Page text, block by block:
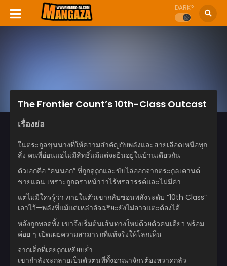
DARK?
The Frontier Count’s 10th-Class Outcast
เรื่องย่อ
ในตระกูลขุนนางที่ให้ความสำคัญกับพลังและสายเลือดเหนือทุก
สิ่ง คนที่อ่อนแอไม่มีสิทธิ์แม้แต่จะยืนอยู่ในบ้านเดียวกัน
ตัวเอกคือ “คนนอก” ที่ถูกดูถูกและขับไล่ออกจากตระกูลเคานต์
ชายแดน เพราะถูกตราหน้าว่าไร้พรสวรรค์และไม่มีค่า
แต่ไม่มีใครรู้ว่า ภายในตัวเขากลับซ่อนพลังระดับ “10th Class”
เอาไว้—พลังที่แม้แต่เหล่าอัจฉริยะยังไม่อาจแตะต้องได้
หลังถูกทอดทิ้ง เขาจึงเริ่มต้นเส้นทางใหม่ด้วยตัวคนเดียว พร้อม
ค่อย ๆ เปิดเผยความสามารถที่แท้จริงให้โลกเห็น
จากเด็กที่เคยถูกเหยียบย่ำ
เขากำลังจะกลายเป็นตัวตนที่ทั้งอาณาจักรต้องหวาดกลัว